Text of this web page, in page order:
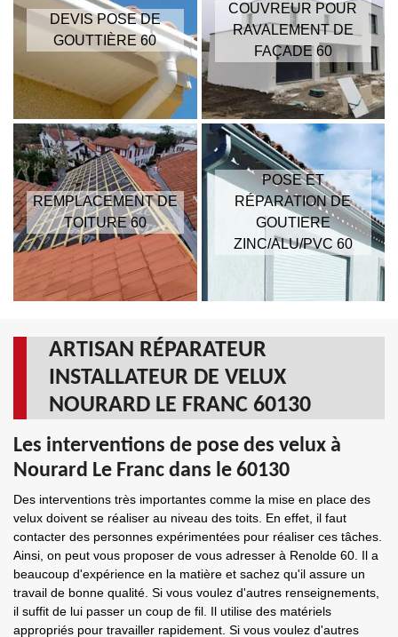
DEVIS POSE DE
GOUTTIÈRE 60
COUVREUR POUR
RAVALEMENT DE
FAÇADE 60
REMPLACEMENT DE
TOITURE 60
POSE ET
RÉPARATION DE
GOUTIERE
ZINC/ALU/PVC 60
ARTISAN RÉPARATEUR
INSTALLATEUR DE VELUX
NOURARD LE FRANC 60130
Les interventions de pose des velux à
Nourard Le Franc dans le 60130
Des interventions très importantes comme la mise en place des
velux doivent se réaliser au niveau des toits. En effet, il faut
contacter des personnes expérimentées pour réaliser ces tâches.
Ainsi, on peut vous proposer de vous adresser à Renolde 60. Il a
beaucoup d'expérience en la matière et sachez qu'il assure un
travail de bonne qualité. Si vous voulez d'autres renseignements,
il suffit de lui passer un coup de fil. Il utilise des matériels
appropriés pour travailler rapidement. Si vous voulez d'autres